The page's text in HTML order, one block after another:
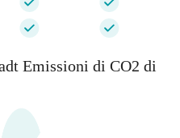
Emissioni di CO2 di